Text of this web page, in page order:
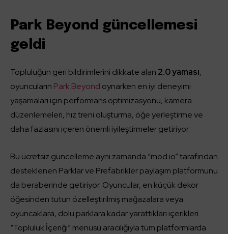
Park Beyond güncellemesi
geldi
Topluluğun geri bildirimlerini dikkate alan 2.0 yaması,
oyuncuların Park Beyond oynarken en iyi deneyimi
yaşamaları için performans optimizasyonu, kamera
düzenlemeleri, hız treni oluşturma, öğe yerleştirme ve
daha fazlasını içeren önemli iyileştirmeler getiriyor.
Bu ücretsiz güncelleme aynı zamanda “mod.io” tarafından
desteklenen Parklar ve Prefabrikler paylaşım platformunu
da beraberinde getiriyor. Oyuncular, en küçük dekor
öğesinden tutun özelleştirilmiş mağazalara veya
oyuncaklara, dolu parklara kadar yarattıkları içerikleri
“Topluluk İçeriği” menüsü aracılığıyla tüm platformlarda